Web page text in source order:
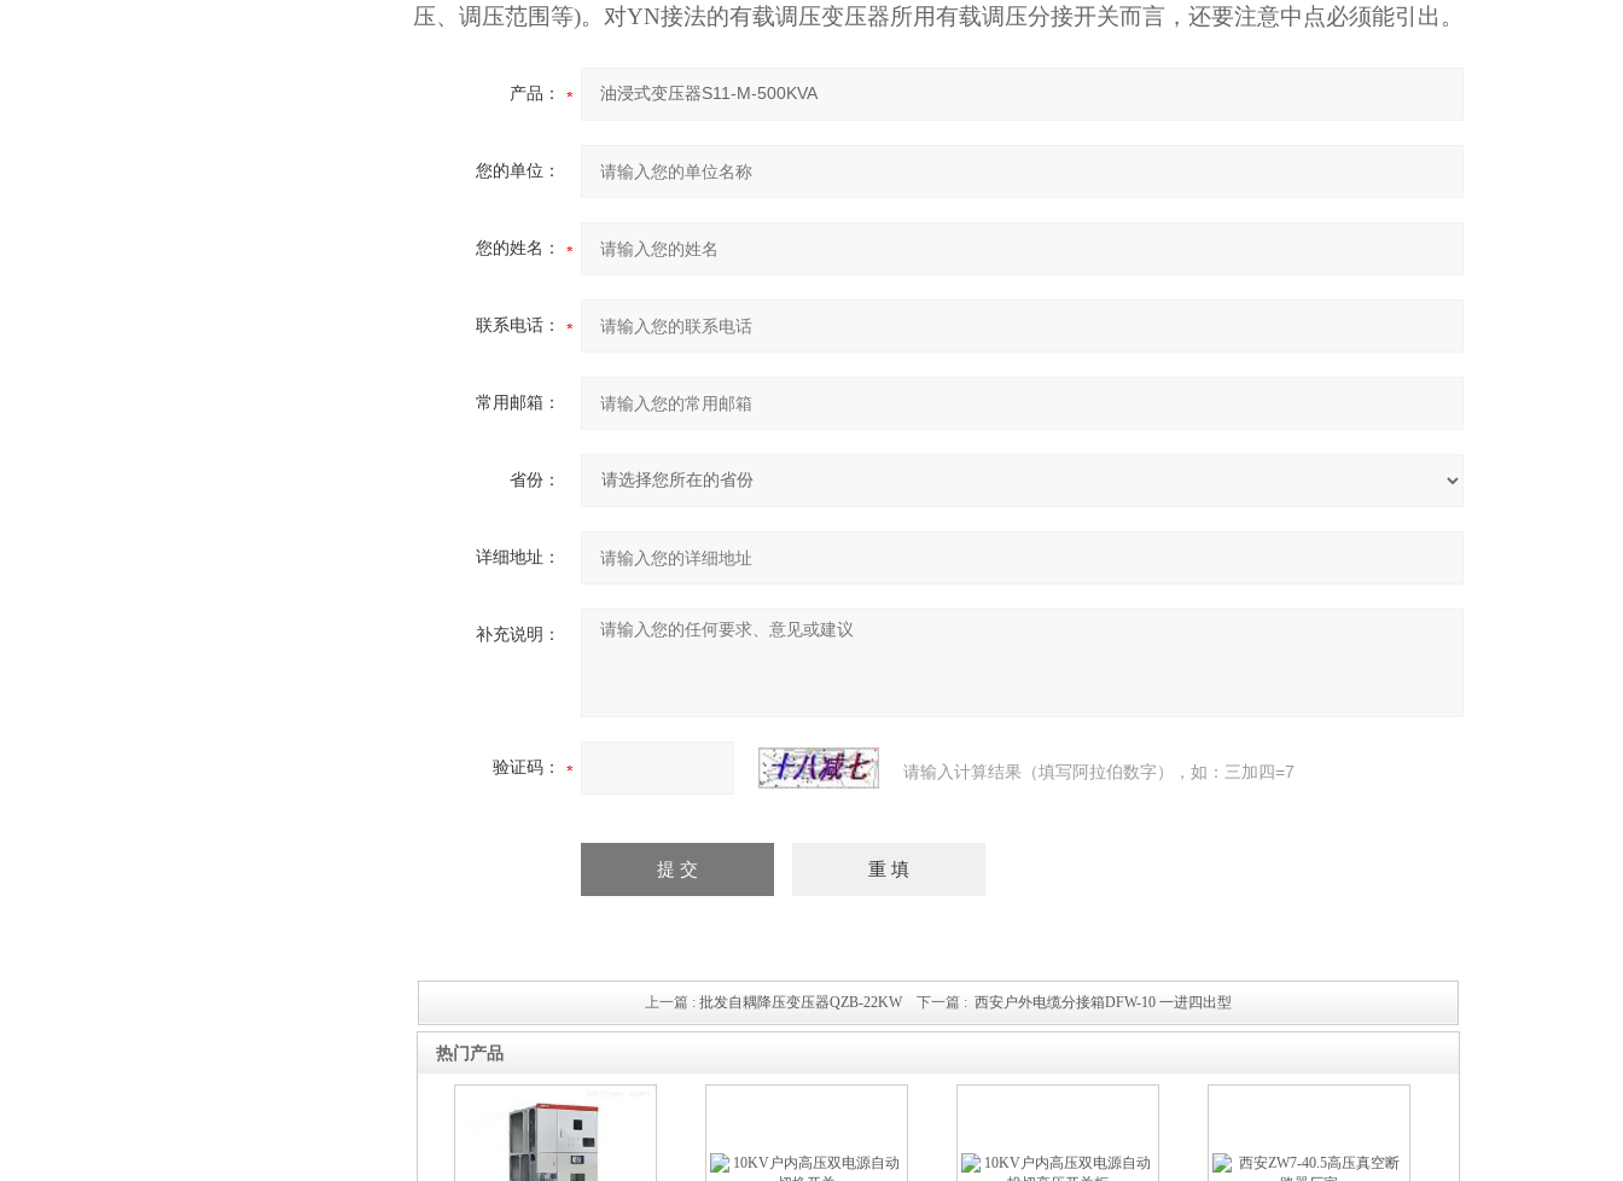
压、调压范围等)。对YN接法的有载调压变压器所用有载调压分接开关而言，还要注意中点必须能引出。
产品：
您的单位：
您的姓名：
联系电话：
常用邮箱：
省份：
详细地址：
补充说明：
验证码： 请输入计算结果（填写阿拉伯数字），如：三加四=7
上一篇 : 批发自耦降压变压器QZB-22KW 下一篇 : 西安户外电缆分接箱DFW-10 一进四出型
热门产品